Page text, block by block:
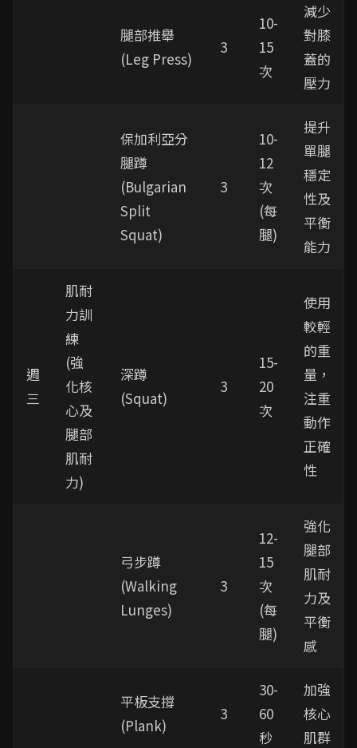
腿部推舉
(Leg Press)
3
10-
15
次
減少
對膝
蓋的
壓力
保加利亞分
腿蹲
(Bulgarian
Split
Squat)
3
10-
12
次
(每
腿)
提升
單腿
穩定
性及
平衡
能力
週
三
肌耐
力訓
練
(強
化核
心及
腿部
肌耐
力)
深蹲
(Squat)
3
15-
20
次
使用
較輕
的重
量，
注重
動作
正確
性
弓步蹲
(Walking
Lunges)
3
12-
15
次
(每
腿)
強化
腿部
肌耐
力及
平衡
感
平板支撐
(Plank)
3
30-
60
秒
加強
核心
肌群